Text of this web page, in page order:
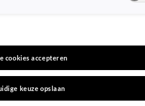
unaniem
cliffhanger
cookies accepteren
keuze opslaan